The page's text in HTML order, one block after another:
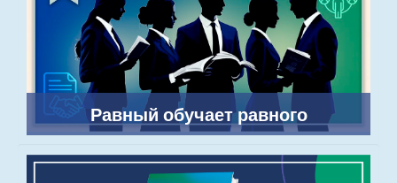
Равный обучает равного